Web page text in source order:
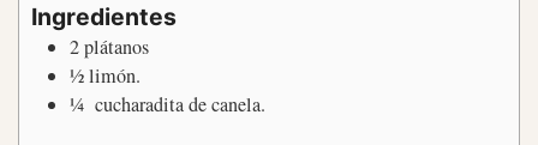
Ingredientes
2plátanos
½limón.
¼ cucharadita de canela.